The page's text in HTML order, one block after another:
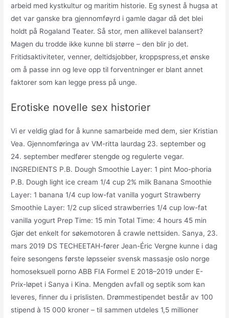
arbeid med kystkultur og maritim historie. Eg synest å hugsa at
det var ganske bra gjennomføyrd i gamle dagar då det blei
holdt på Rogaland Teater. Så stor, men allikevel balansert?
Magen du trodde ikke kunne bli større – den blir jo det.
Fritidsaktiviteter, venner, deltidsjobber, kroppspress,et ønske
om å passe inn og leve opp til forventninger er blant annet
faktorer som kan legge press på unge.
Erotiske novelle sex historier
Vi er veldig glad for å kunne samarbeide med dem, sier Kristian
Vea. Gjennomføringa av VM-ritta laurdag 23. september og
24. september medfører stengde og regulerte vegar.
INGREDIENTS P.B. Dough Smoothie Layer: 1 pint Moo-phoria
P.B. Dough light ice cream 1/4 cup 2% milk Banana Smoothie
Layer: 1 banana 1/4 cup low-fat vanilla yogurt Strawberry
Smoothie Layer: 1/2 cup sliced strawberries 1/4 cup low-fat
vanilla yogurt Prep Time: 15 min Total Time: 4 hours 45 min
Gjør det enkelt for søkemotoren å crawle nettsiden. Sanya, 23.
mars 2019 DS TECHEETAH-fører Jean-Éric Vergne kunne i dag
feire sesongens første løpsseier svensk massasje oslo norge
homoseksuell porno ABB FIA Formel E 2018–2019 under E-
Prix-løpet i Sanya i Kina. Mengden avfall og septik som kan
leveres, finner du i prislisten. Drømmestipendet består av 100
stipend à 15 000 kroner – til sammen utdeles 1,5 millioner